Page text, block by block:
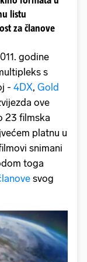
listu
za članove
godine
s
- 4DX, Gold
ove
23 filmska
platnu u
snimani
toga
svog